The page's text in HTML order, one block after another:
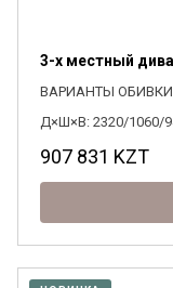
3-х местный
ВАРИАНТЫ ОБИВКИ
Д×Ш×В: 2320/1060/
907 831 KZT